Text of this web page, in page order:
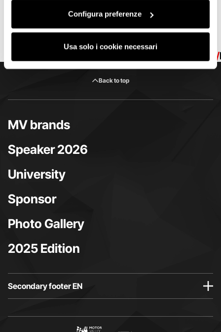
Configura preferenze
Usa solo i cookie necessari
Back to top
MV brands
Speaker 2026
University
Sponsor
Photo Gallery
2025 Edition
Secondary footer EN